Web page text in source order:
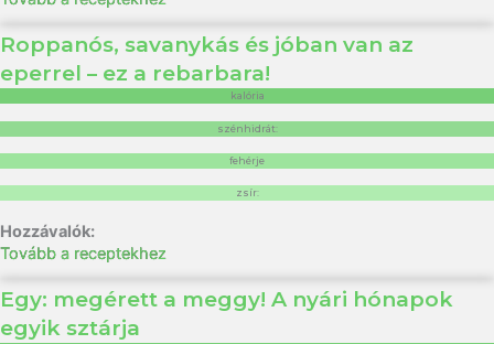
Roppanós, savanykás és jóban van az
eperrel – ez a rebarbara!
kalória
szénhidrát:
fehérje
zsír:
Tovább a receptekhez
Egy: megérett a meggy! A nyári hónapok
egyik sztárja